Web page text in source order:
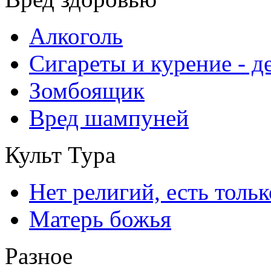
Алкоголь
Сигареты и курение -
Зомбоящик
Вред шампуней
Культ Тура
Нет религий, есть
Матерь божья
Разное